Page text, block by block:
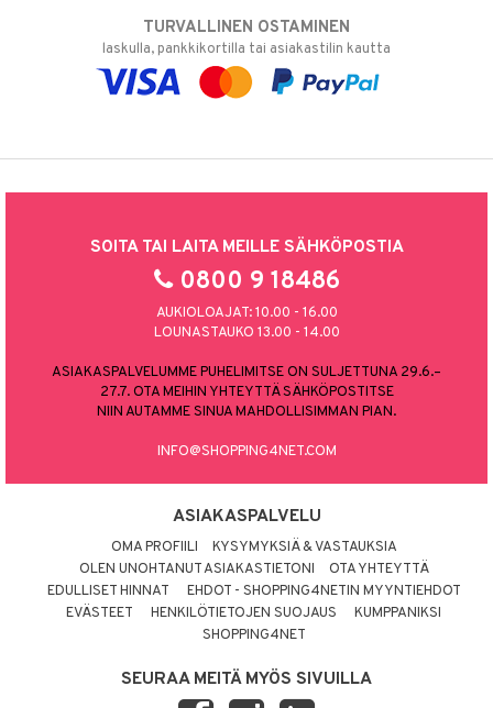
TURVALLINEN OSTAMINEN
laskulla, pankkikortilla tai asiakastilin kautta
SOITA TAI LAITA MEILLE SÄHKÖPOSTIA
0800 9 18486
AUKIOLOAJAT: 10.00 - 16.00
LOUNASTAUKO 13.00 - 14.00
ASIAKASPALVELUMME PUHELIMITSE ON SULJETTUNA 29.6.–
27.7. OTA MEIHIN YHTEYTTÄ SÄHKÖPOSTITSE
NIIN AUTAMME SINUA MAHDOLLISIMMAN PIAN.
INFO@SHOPPING4NET.COM
ASIAKASPALVELU
OMA PROFIILI
KYSYMYKSIÄ & VASTAUKSIA
OLEN UNOHTANUT ASIAKASTIETONI
OTA YHTEYTTÄ
EDULLISET HINNAT
EHDOT - SHOPPING4NETIN MYYNTIEHDOT
EVÄSTEET
HENKILÖTIETOJEN SUOJAUS
KUMPPANIKSI
SHOPPING4NET
SEURAA MEITÄ MYÖS SIVUILLA